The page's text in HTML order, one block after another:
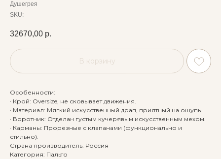
Душегрея
SKU:
32670,00 р.
В корзину
Особенности:
· Крой: Oversize, не сковывает движения.
· Материал: Мягкий искусственный драп, приятный на ощупь.
· Воротник: Отделан густым кучерявым искусственным мехом.
· Карманы: Прорезные с клапанами (функционально и
стильно).
Страна производитель: Россия
Категория: Пальто